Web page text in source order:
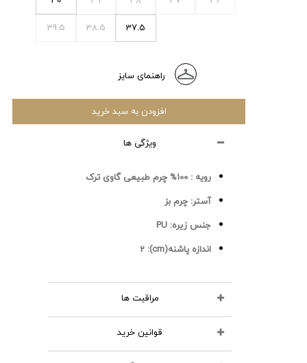
37.5
38.5
39.5
راهنمای سایز
افزودن به سبد خرید
ویژگی ها
رویه : 100% چرم طبیعی گاوی ترک
آستر: چرم بز
جنس زیره: PU
اندازه پاشنه(cm):
2
مراقبت ها
محصولات چرمی را نشویید
از مواد شوینده استفاده نکنید
قوانین خرید